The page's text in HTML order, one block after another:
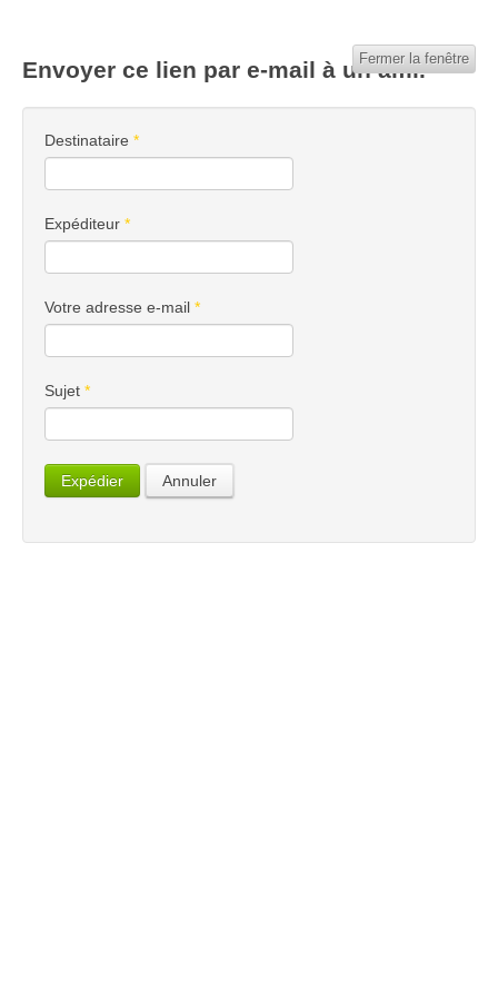
Envoyer ce lien par e-mail à un ami.
Fermer la fenêtre
Destinataire *
Expéditeur *
Votre adresse e-mail *
Sujet *
Expédier Annuler